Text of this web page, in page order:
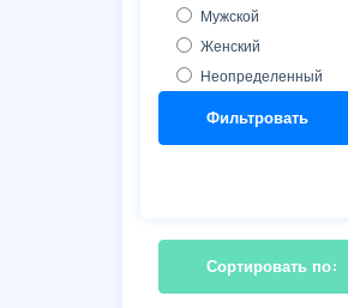
Мужской
Женский
Неопределенный
Фильтровать
Сортировать по: